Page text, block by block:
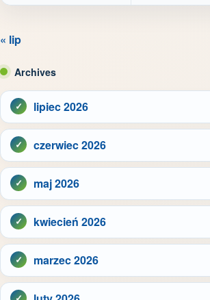
« lip
Archives
lipiec 2026
czerwiec 2026
maj 2026
kwiecień 2026
marzec 2026